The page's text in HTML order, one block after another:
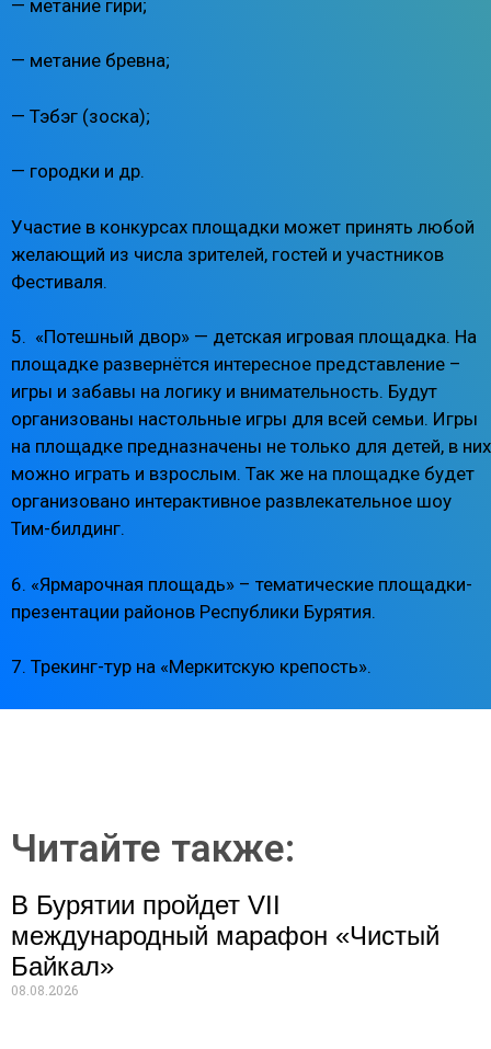
— метание гири;
— метание бревна;
— Тэбэг (зоска);
— городки и др.
Участие в конкурсах площадки может принять любой
желающий из числа зрителей, гостей и участников
Фестиваля.
5. «Потешный двор» — детская игровая площадка. На
площадке развернётся интересное представление –
игры и забавы на логику и внимательность. Будут
организованы настольные игры для всей семьи. Игры
на площадке предназначены не только для детей, в них
можно играть и взрослым. Так же на площадке будет
организовано интерактивное развлекательное шоу
Тим-билдинг.
6. «Ярмарочная площадь» – тематические площадки-
презентации районов Республики Бурятия.
7. Трекинг-тур на «Меркитскую крепость».
Читайте также:
В Бурятии пройдет VII
международный марафон «Чистый
Байкал»
08.08.2026